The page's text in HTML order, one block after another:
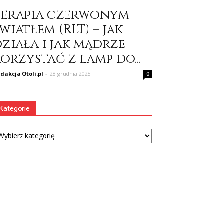
czerwonym
(RLT) – jak
i jak mądrze
z lamp do...
Otoli.pl - 28 grudnia 2025 0